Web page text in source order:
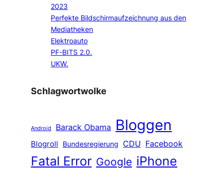
2023
Perfekte Bildschirmaufzeichnung aus den
Mediatheken
Elektroauto
PF-BITS 2.0.
UKW.
Schlagwortwolke
Android Barack Obama Bloggen
Blogroll Bundesregierung CDU Facebook
Fatal Error Google iPhone